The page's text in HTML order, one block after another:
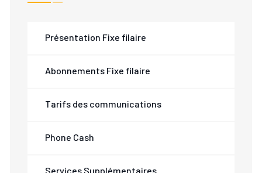
Présentation Fixe filaire
Abonnements Fixe filaire
Tarifs des communications
Phone Cash
Services Supplémentaires